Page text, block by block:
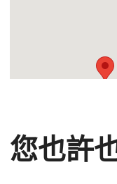
您也許